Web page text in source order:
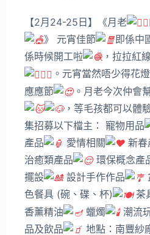
【2月24-25日】《月老
》 元宵佳節
即係中
係時候開工啦
，拉拉紅
。元宵當然唔少得花
應應節
。月老今次仲會
，等毛孩都可以體
集招募以下檔主： 寵物用品
產品
愛情相關 新春
治癒類產品
環保概念產
擺設
設計手作作品
色餐具 (碗、碟、杯)
茶
香薰精油
蠟燭 潮流
品及飲品
地點：南豐紗